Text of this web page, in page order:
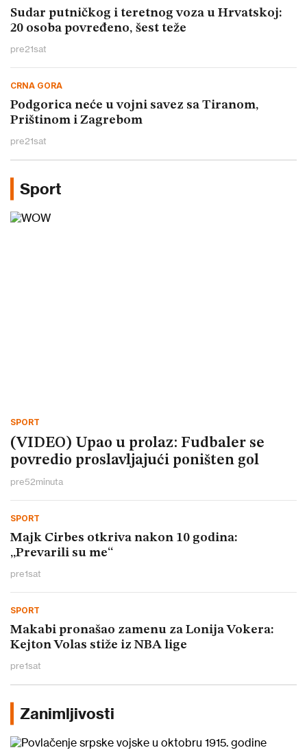
Sudar putničkog i teretnog voza u Hrvatskoj:
20 osoba povređeno, šest teže
pre21sat
CRNA GORA
Podgorica neće u vojni savez sa Tiranom,
Prištinom i Zagrebom
pre21sat
Sport
SPORT
(VIDEO) Upao u prolaz: Fudbaler se
povredio proslavljajući poništen gol
pre52minuta
SPORT
Majk Cirbes otkriva nakon 10 godina:
„Prevarili su me“
pre1sat
SPORT
Makabi pronašao zamenu za Lonija Vokera:
Kejton Volas stiže iz NBA lige
pre1sat
Zanimljivosti